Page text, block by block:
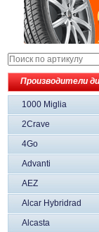
Производители
1000 Miglia
2Crave
4Go
Advanti
AEZ
Alcar Hybridrad
Alcasta